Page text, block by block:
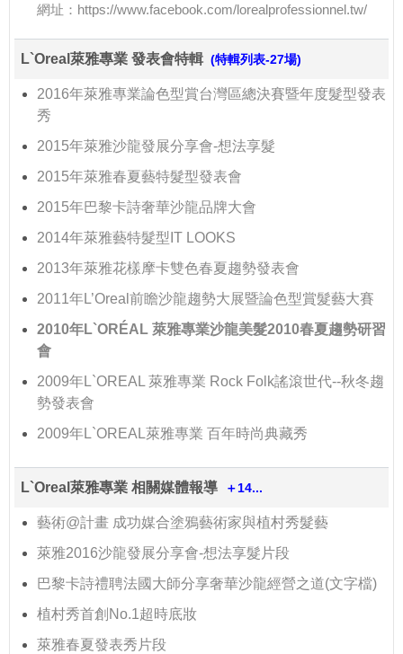
網址： https://www.facebook.com/lorealprofessionnel.tw/
L`Oreal萊雅專業 發表會特輯 (特輯列表-27場)
2016年萊雅專業論色型賞台灣區總決賽暨年度髮型發表
秀
2015年萊雅沙龍發展分享會-想法享髮
2015年萊雅春夏藝特髮型發表會
2015年巴黎卡詩奢華沙龍品牌大會
2014年萊雅藝特髮型IT LOOKS
2013年萊雅花樣摩卡雙色春夏趨勢發表會
2011年L’Oreal前瞻沙龍趨勢大展暨論色型賞髮藝大賽
2010年L`ORÉAL 萊雅專業沙龍美髮2010春夏趨勢研習
會
2009年L`OREAL 萊雅專業 Rock Folk謠滾世代--秋冬趨
勢發表會
2009年L`OREAL萊雅專業 百年時尚典藏秀
L`Oreal萊雅專業 相關媒體報導 ＋14...
藝術@計畫 成功媒合塗鴉藝術家與植村秀髮藝
萊雅2016沙龍發展分享會-想法享髮片段
巴黎卡詩禮聘法國大師分享奢華沙龍經營之道(文字檔)
植村秀首創No.1超時底妝
萊雅春夏發表秀片段